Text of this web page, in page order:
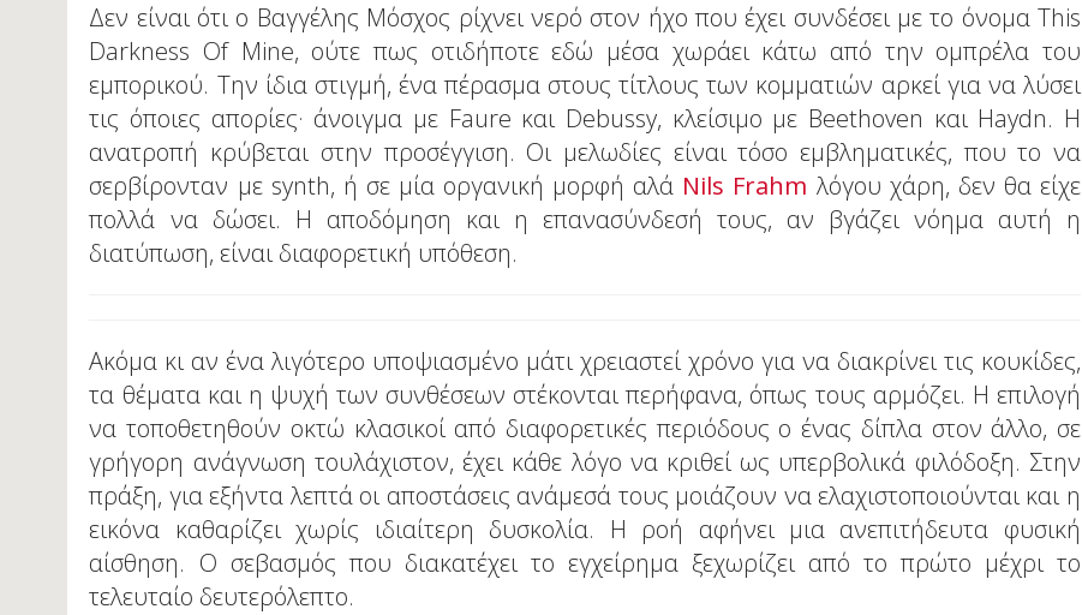
Δεν είναι ότι ο Βαγγέλης Μόσχος ρίχνει νερό στον ήχο που έχει συνδέσει με το όνομα This
Darkness Of Mine, ούτε πως οτιδήποτε εδώ μέσα χωράει κάτω από την ομπρέλα του
εμπορικού. Την ίδια στιγμή, ένα πέρασμα στους τίτλους των κομματιών αρκεί για να λύσει
τις όποιες απορίες· άνοιγμα με Faure και Debussy, κλείσιμο με Beethoven και Haydn. Η
ανατροπή κρύβεται στην προσέγγιση. Οι μελωδίες είναι τόσο εμβληματικές, που το να
σερβίρονταν με synth, ή σε μία οργανική μορφή αλά Nils Frahm λόγου χάρη, δεν θα είχε
πολλά να δώσει. Η αποδόμηση και η επανασύνδεσή τους, αν βγάζει νόημα αυτή η
διατύπωση, είναι διαφορετική υπόθεση.
Ακόμα κι αν ένα λιγότερο υποψιασμένο μάτι χρειαστεί χρόνο για να διακρίνει τις κουκίδες,
τα θέματα και η ψυχή των συνθέσεων στέκονται περήφανα, όπως τους αρμόζει. Η επιλογή
να τοποθετηθούν οκτώ κλασικοί από διαφορετικές περιόδους ο ένας δίπλα στον άλλο, σε
γρήγορη ανάγνωση τουλάχιστον, έχει κάθε λόγο να κριθεί ως υπερβολικά φιλόδοξη. Στην
πράξη, για εξήντα λεπτά οι αποστάσεις ανάμεσά τους μοιάζουν να ελαχιστοποιούνται και η
εικόνα καθαρίζει χωρίς ιδιαίτερη δυσκολία. Η ροή αφήνει μια ανεπιτήδευτα φυσική
αίσθηση. Ο σεβασμός που διακατέχει το εγχείρημα ξεχωρίζει από το πρώτο μέχρι το
τελευταίο δευτερόλεπτο.